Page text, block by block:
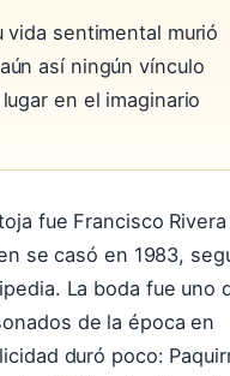
vida sentimental murió
así ningún vínculo
en el imaginario
fue Francisco Rivera
se casó en 1983,
La boda fue uno
de la época en
duró poco: